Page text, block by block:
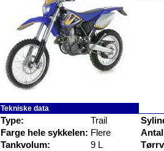
Tekniske data
Type:
Trail
Farge hele sykkelen: Flere
Tankvolum:
9 L